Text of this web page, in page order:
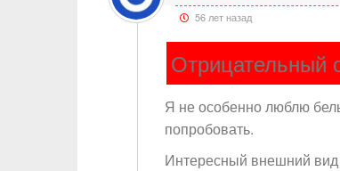
56 лет назад
Отрицательный
Я не особенно люблю
попробовать.
Интересный внешний